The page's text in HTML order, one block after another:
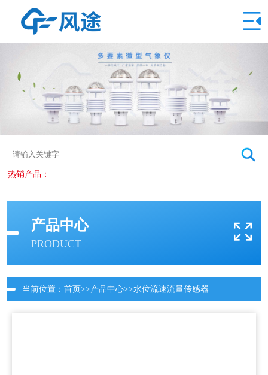
热销产品：
产品中心
PRODUCT
当前位置： 首页>>产品中心>>水位流速流量传感器